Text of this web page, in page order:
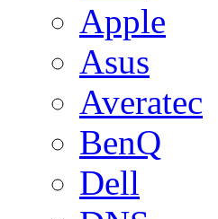
Apple
Asus
Averatec
BenQ
Dell